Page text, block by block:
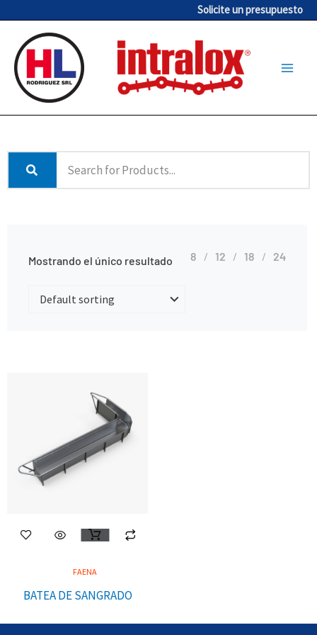
contenido
Solicite un presupuesto
Mostrando el único resultado 8 12 18 24
FAENA
BATEA DE SANGRADO